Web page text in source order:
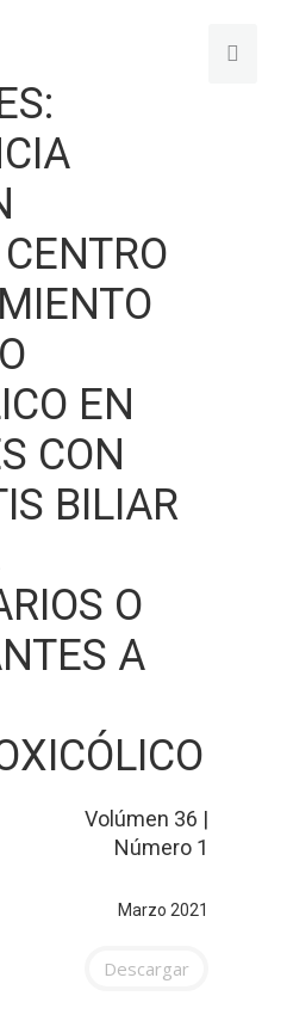
EN
CON
BILIAR
O
A
Volúmen 36 |
Número 1
Marzo 2021
Descargar